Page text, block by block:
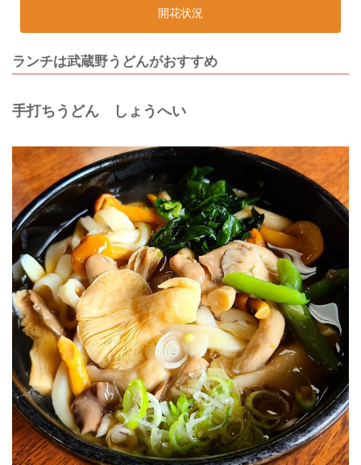
開花状況
ランチは武蔵野うどんがおすすめ
手打ちうどん しょうへい